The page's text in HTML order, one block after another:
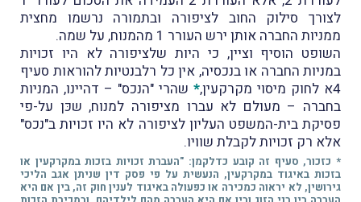
לצורך סילוק החוב לציפורה ובתמורה נרשמו מחצית
ממניות החברה אותן ירש העורר 1 מהמנוח, על שמה.
השופט הוסיף וציין, כי היות שלציפורה לא היו זכויות
במניות החברה או בנכסיה, אין כל רלבנטיות להוראות סעיף
4א לחוק מיסוי מקרקעין,
* שהרי "הנכס" – דהיינו, המניות
בחברה – מעולם לא עברו מציפורה למנוח, שכּן על-פי
פסיקת בית-המשפט העליון לציפורה לא היו זכויות ב"נכס"
אלא רק זכויות לקבלת שוויו.
* כזכור, סעיף זה קובע כדלקמן: "העברת זכויות בזכות במקרקעין או
בזכות באיגוד במקרקעין, הנעשית על פי פסק דין שניתן אגב הליכי
גירושין, לא יראוה כמכירה או כפעולה באיגוד לענין חוק זה, בין אם היא